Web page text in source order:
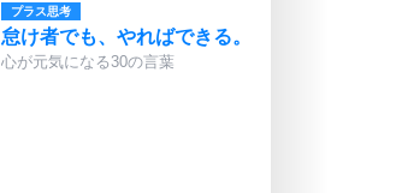
プラス思考
怠け者でも、やればできる。
心が元気になる30の言葉